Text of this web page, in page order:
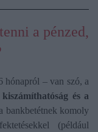
a pénzed,
hónapról – van szó, a
kiszámíthatóság és a
bankbetétnek komoly
(például